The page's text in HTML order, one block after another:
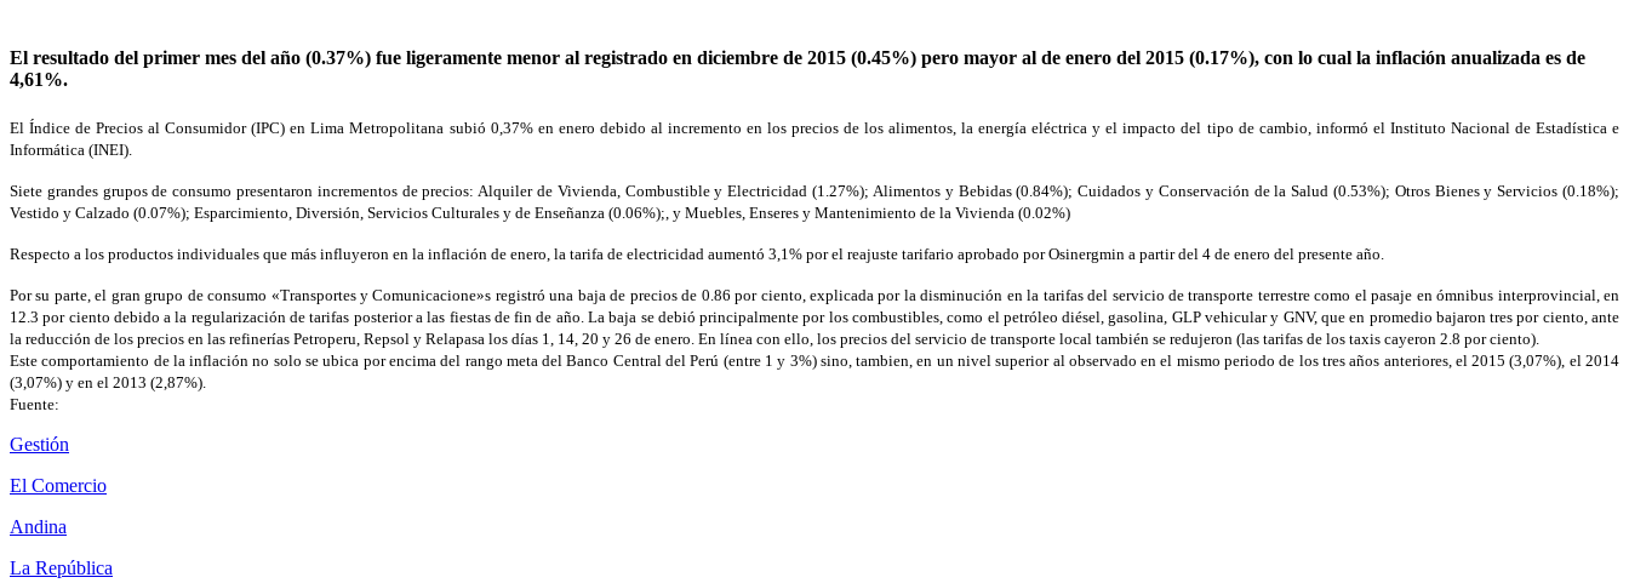
El resultado del primer mes del año (0.37%) fue ligeramente menor al registrado en diciembre de 2015 (0.45%) pero mayor al de enero del 2015 (0.17%), con lo cual la inflación anualizada es de
4,61%.
El Índice de Precios al Consumidor (IPC) en Lima Metropolitana subió 0,37% en enero debido al incremento en los precios de los alimentos, la energía eléctrica y el impacto del tipo de cambio, informó el Instituto Nacional de Estadística e
Informática (INEI).
Siete grandes grupos de consumo presentaron incrementos de precios: Alquiler de Vivienda, Combustible y Electricidad (1.27%); Alimentos y Bebidas (0.84%); Cuidados y Conservación de la Salud (0.53%); Otros Bienes y Servicios (0.18%);
Vestido y Calzado (0.07%); Esparcimiento, Diversión, Servicios Culturales y de Enseñanza (0.06%);, y Muebles, Enseres y Mantenimiento de la Vivienda (0.02%)
Respecto a los productos individuales que más influyeron en la inflación de enero, la tarifa de electricidad aumentó 3,1% por el reajuste tarifario aprobado por Osinergmin a partir del 4 de enero del presente año.
Por su parte, el gran grupo de consumo «Transportes y Comunicacione»s registró una baja de precios de 0.86 por ciento, explicada por la disminución en la tarifas del servicio de transporte terrestre como el pasaje en ómnibus interprovincial, en
12.3 por ciento debido a la regularización de tarifas posterior a las fiestas de fin de año. La baja se debió principalmente por los combustibles, como el petróleo diésel, gasolina, GLP vehicular y GNV, que en promedio bajaron tres por ciento, ante
la reducción de los precios en las refinerías Petroperu, Repsol y Relapasa los días 1, 14, 20 y 26 de enero. En línea con ello, los precios del servicio de transporte local también se redujeron (las tarifas de los taxis cayeron 2.8 por ciento).
Este comportamiento de la inflación no solo se ubica por encima del rango meta del Banco Central del Perú (entre 1 y 3%) sino, tambien, en un nivel superior al observado en el mismo periodo de los tres años anteriores, el 2015 (3,07%), el 2014
(3,07%) y en el 2013 (2,87%).
Fuente:
Gestión
El Comercio
Andina
La República